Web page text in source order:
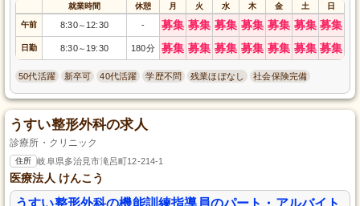
就業時間 休憩 月 火 水 木 金 土 日
午前 8:30～ 12:30 - 募集 募集 募集 募集 募集 募集 募集
日勤 8:30～ 19:30 180分 募集 募集 募集 募集 募集 募集 募集
50代活躍 新卒可 40代活躍 学歴不問 残業ほぼなし 社会保険完備
うすい整形外科の求人
診療所・クリニック
住所 岐阜県多治見市滝呂町12-214-1
医療法人 けんこう
うすい整形外科の機能訓練指導員のパート・アルバイト